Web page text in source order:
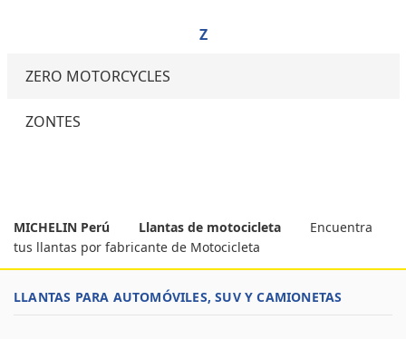
Z
ZERO MOTORCYCLES
ZONTES
MICHELIN Perú Llantas de motocicleta
Encuentra
tus llantas por fabricante de Motocicleta
LLANTAS PARA AUTOMÓVILES, SUV Y CAMIONETAS